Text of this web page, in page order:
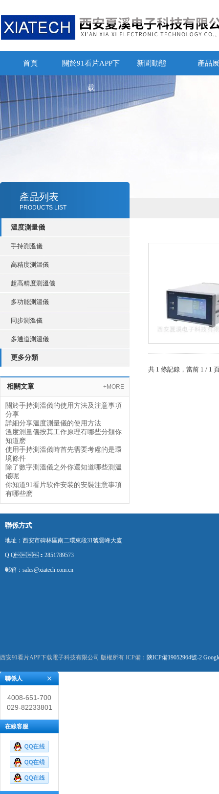
首頁 關於91看片APP下
载
新聞動態 產品
產品列表
PRODUCTS LIST
溫度測量儀
手持測溫儀
高精度測溫儀
超高精度測溫儀
多功能測溫儀
同步測溫儀
多通道測溫儀
更多分類
相關文章 +MORE
關於手持測溫儀的使用方法及注意事項
分享
詳細分享溫度測量儀的使用方法
溫度測量儀按其工作原理有哪些分類你
知道麽
使用手持測溫儀時首先需要考慮的是環
境條件
除了數字測溫儀之外你還知道哪些測溫
儀呢
你知道91看片软件安装的安裝注意事項
有哪些麽
共 1 條記錄，當前 1
聯係方式
地址：西安市碑林區南二環東段31號雲峰大廈
Q Q：2851789573
郵箱：sales@xiatech.com.cn
西安91看片APP下载電子科技有限公司 版權所有 ICP備： 陝ICP備19052964號-2
聯係人
4008-651-700
029-82233801
在線客服